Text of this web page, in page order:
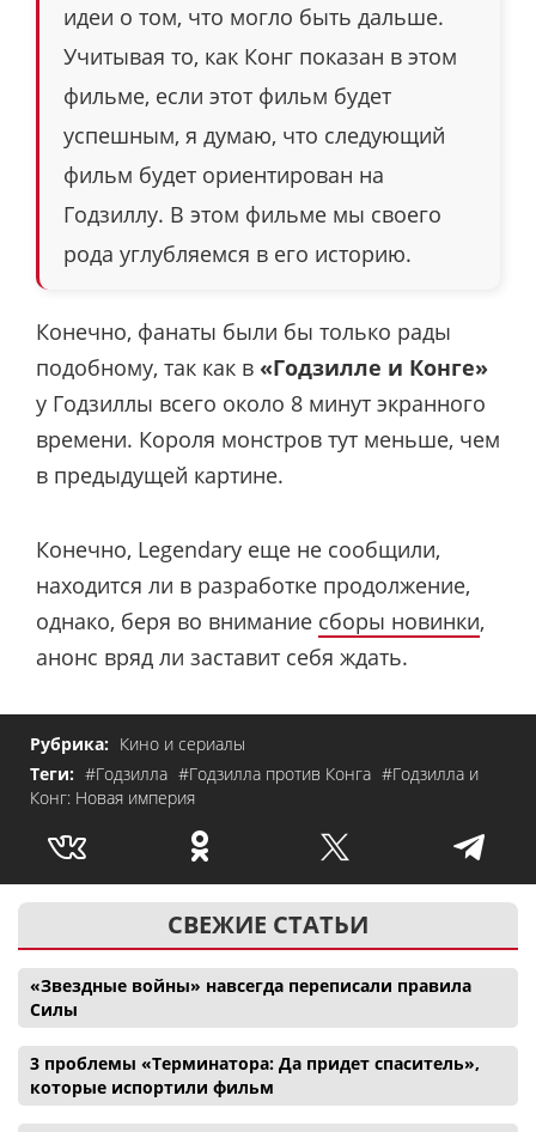
идеи о том, что могло быть дальше.
Учитывая то, как Конг показан в этом
фильме, если этот фильм будет
успешным, я думаю, что следующий
фильм будет ориентирован на
Годзиллу. В этом фильме мы своего
рода углубляемся в его историю.
Конечно, фанаты были бы только рады
подобному, так как в «Годзилле и Конге»
у Годзиллы всего около 8 минут экранного
времени. Короля монстров тут меньше, чем
в предыдущей картине.
Конечно, Legendary еще не сообщили,
находится ли в разработке продолжение,
однако, беря во внимание сборы новинки,
анонс вряд ли заставит себя ждать.
Рубрика: Кино и сериалы
Теги: #Годзилла #Годзилла против Конга #Годзилла и
Конг: Новая империя
СВЕЖИЕ СТАТЬИ
«Звездные войны» навсегда переписали правила
Силы
3 проблемы «Терминатора: Да придет спаситель»,
которые испортили фильм